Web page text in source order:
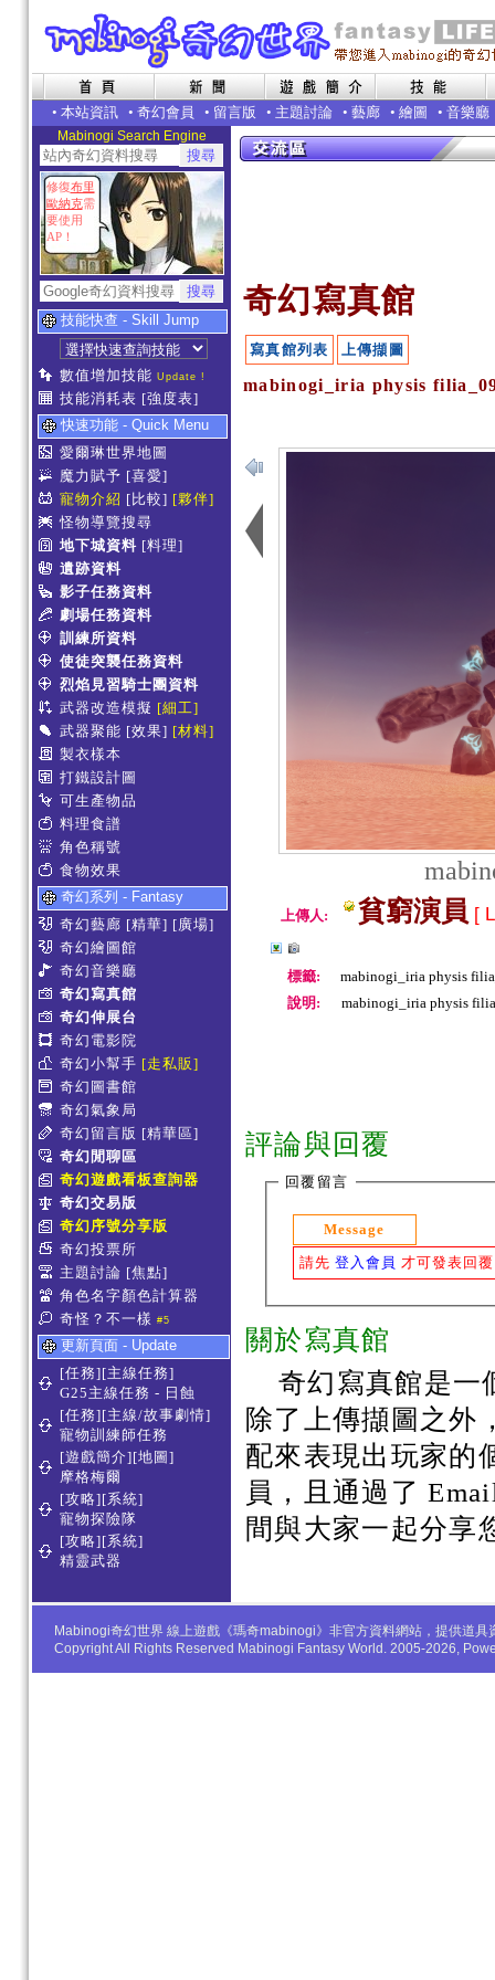
• 本站資訊 • 奇幻會員 • 留言版 • 主題討論 • 藝廊 • 繪圖 • 音樂廳
Mabinogi Search Engine
修復布里
歐納克需
要使用
AP！
技能快查 - Skill Jump
數值增加技能 Update !
技能消耗表 [強度表]
快速功能 - Quick Menu
愛爾琳世界地圖
魔力賦予 [喜愛]
寵物介紹 [比較] [夥伴]
怪物導覽搜尋
地下城資料 [料理]
遺跡資料
影子任務資料
劇場任務資料
訓練所資料
使徒突襲任務資料
烈焰見習騎士團資料
武器改造模擬 [細工]
武器聚能 [效果] [材料]
製衣樣本
打鐵設計圖
可生產物品
料理食譜
角色稱號
食物效果
奇幻系列 - Fantasy
奇幻藝廊 [精華] [廣場]
奇幻繪圖館
奇幻音樂廳
奇幻寫真館
奇幻伸展台
奇幻電影院
奇幻小幫手 [走私販]
奇幻圖書館
奇幻氣象局
奇幻留言版 [精華區]
奇幻閒聊區
奇幻遊戲看板查詢器
奇幻交易版
奇幻序號分享版
奇幻投票所
主題討論 [焦點]
角色名字顏色計算器
奇怪？不一樣 #5
更新頁面 - Update
[任務][主線任務]
G25主線任務 - 日蝕
[任務][主線/故事劇情]
寵物訓練師任務
[遊戲簡介][地圖]
摩格梅爾
[攻略][系統]
寵物探險隊
[攻略][系統]
精靈武器
奇幻寫真館
寫真館列表 上傳擷圖
mabinogi_iria physis
上傳人: 貧窮演員 [
標籤:
mabinogi_iria physis
說明:
mabinogi_iria physis
評論與回覆
回覆留言
Message
請先 登入會員 才可發表回
關於寫真館
奇幻寫真館是一
除了上傳擷圖之外
配來表現出玩家的
員，且通過了
間與大家一起分享
Mabinogi奇幻世界 線上遊戲《瑪奇mabinogi》非官方資料網站，提供道
Copyright All Rights Reserved Mabinogi Fantasy World. 2005-2026,